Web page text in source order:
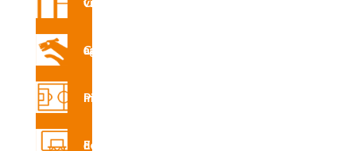
Circuito canino agility
Pistas multideporte
Equipamiento deportivo